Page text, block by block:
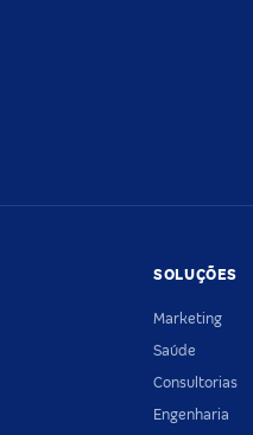
SOLUÇÕES
Marketing
Saúde
Consultorias
Engenharia